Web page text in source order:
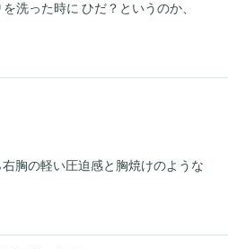
洗った時に ひだ？というのか、
胸の軽い圧迫感と胸焼けのような